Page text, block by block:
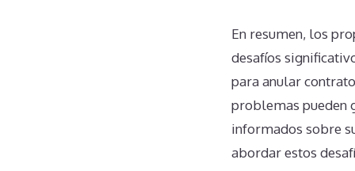
En resumen, los
desafíos
para anular
problemas pueden
informados sobre
abordar estos